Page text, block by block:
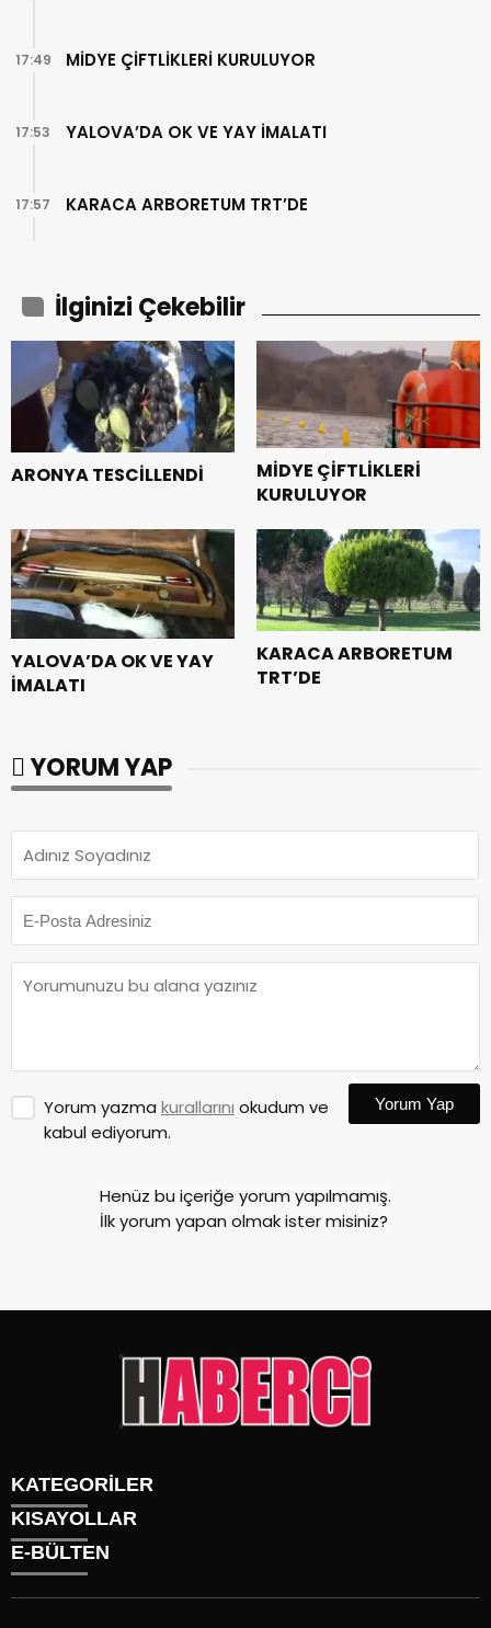
MİDYE ÇİFTLİKLERİ KURULUYOR
17:49
YALOVA’DA OK VE YAY İMALATI
17:53
KARACA ARBORETUM TRT’DE
17:57
İlginizi Çekebilir
ARONYA TESCİLLENDİ
MİDYE ÇİFTLİKLERİ
KURULUYOR
YALOVA’DA OK VE YAY
İMALATI
KARACA ARBORETUM
TRT’DE
YORUM YAP
Yorum yazma kurallarını okudum ve
kabul ediyorum.
Yorum Yap
Henüz bu içeriğe yorum yapılmamış.
İlk yorum yapan olmak ister misiniz?
KATEGORİLER
Gündem
Siyaset
KISAYOLLAR
Künye
Üyelik
E-BÜLTEN